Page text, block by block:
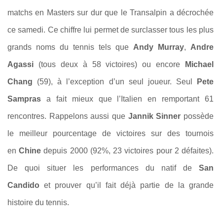
matchs en Masters sur dur que le Transalpin a décrochée
ce samedi. Ce chiffre lui permet de surclasser tous les plus
grands noms du tennis tels que Andy Murray, Andre
Agassi (tous deux à 58 victoires) ou encore Michael
Chang (59), à l’exception d’un seul joueur. Seul Pete
Sampras a fait mieux que l’Italien en remportant 61
rencontres. Rappelons aussi que Jannik Sinner possède
le meilleur pourcentage de victoires sur des tournois
enChinedepuis 2000 (92%, 23 victoires pour 2 défaites).
De quoi situer les performances du natif de San
Candido et prouver qu’il fait déjà partie de la grande
histoire du tennis.